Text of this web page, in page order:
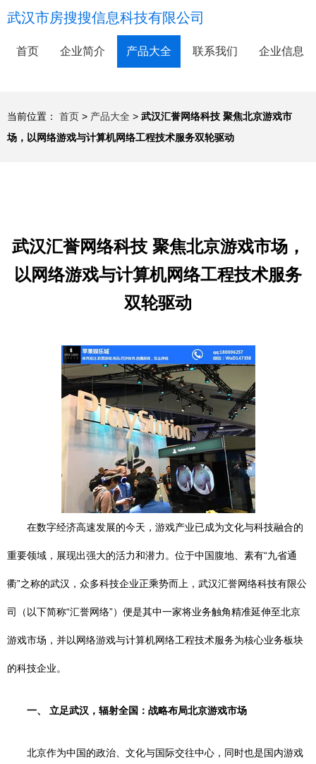
武汉市房搜搜信息科技有限公司
首页 企业简介 产品大全 联系我们 企业信息
当前位置： 首页 > 产品大全 > 武汉汇誉网络科技 聚焦北京游戏市
场，以网络游戏与计算机网络工程技术服务双轮驱动
武汉汇誉网络科技 聚焦北京游戏市场，
以网络游戏与计算机网络工程技术服务
双轮驱动
在数字经济高速发展的今天，游戏产业已成为文化与科技融合的
重要领域，展现出强大的活力和潜力。位于中国腹地、素有“九省通
衢”之称的武汉，众多科技企业正乘势而上，武汉汇誉网络科技有限公
司（以下简称“汇誉网络”）便是其中一家将业务触角精准延伸至北京
游戏市场，并以网络游戏与计算机网络工程技术服务为核心业务板块
的科技企业。
一、 立足武汉，辐射全国：战略布局北京游戏市场
北京作为中国的政治、文化与国际交往中心，同时也是国内游戏